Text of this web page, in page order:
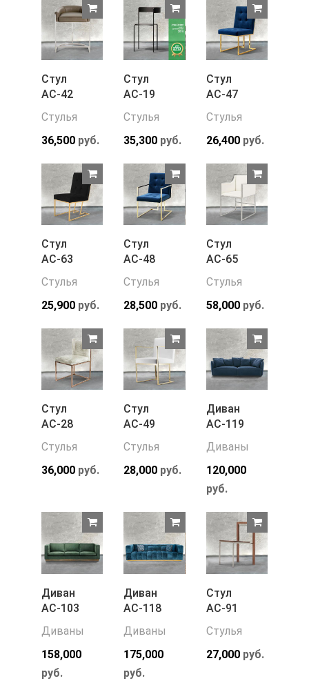
Стул
АС-42
Стулья
36,500 руб.
Стул
АС-19
Стулья
35,300 руб.
Стул
АС-47
Стулья
26,400руб.
Стул
АС-63
Стулья
25,900 руб.
Стул
АС-48
Стулья
28,500 руб.
Стул
АС-65
Стулья
58,000руб.
Стул
АС-28
Стулья
36,000 руб.
Стул
АС-49
Стулья
28,000 руб.
Диван
АС-119
Диваны
120,000
руб.
Диван
АС-103
Диваны
158,000
руб.
Диван
АС-118
Диваны
175,000
руб.
Стул
АС-91
Стулья
27,000руб.